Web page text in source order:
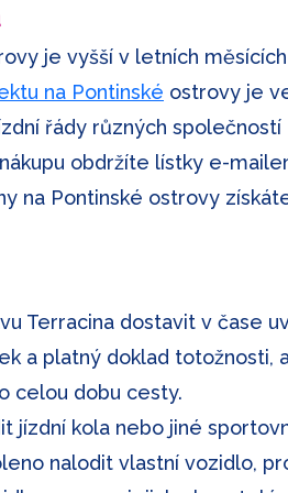
je vyšší v letních
na Pontinské ostrovy je
řády různých
obdržíte lístky e-
na Pontinské ostrovy
Terracina dostavit v čase
a platný doklad totožnosti,
celou dobu cesty.
jízdní kola nebo jiné
nalodit vlastní vozidlo,